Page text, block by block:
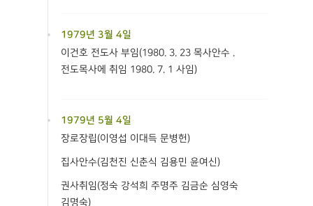
1979년 3월 4일
이건호 전도사 부임(1980. 3. 23 목사안수 .
전도목사에 취임 1980. 7. 1 사임)
1979년 5월 4일
장로장립(이영섭 이대득 문병헌)
집사안수(김천진 신춘식 김용민 윤여신)
권사취임(정숙 강석희 주명주 김금순 심영숙
김명숙)